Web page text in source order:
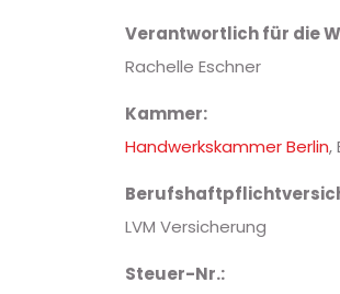
Verantwortlich für die
Rachelle Eschner
Kammer:
Handwerkskammer Berlin,
LVM Versicherung
Steuer-Nr.: